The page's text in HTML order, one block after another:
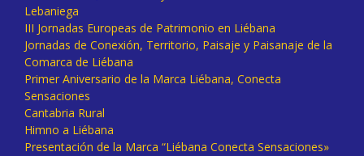
Lebaniega
III Jornadas Europeas de Patrimonio en Liébana
Jornadas de Conexión, Territorio, Paisaje y Paisanaje de la
Comarca de Liébana
Primer Aniversario de la Marca Liébana, Conecta
Sensaciones
Cantabria Rural
Himno a Liébana
Presentación de la Marca “Liébana Conecta Sensaciones»